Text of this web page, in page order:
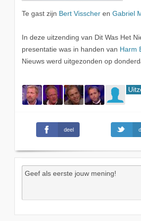
Te gast zijn Bert Visscher en Gabriel
In deze uitzending van Dit Was Het
presentatie was in handen van Harm
Nieuws werd uitgezonden op
deel